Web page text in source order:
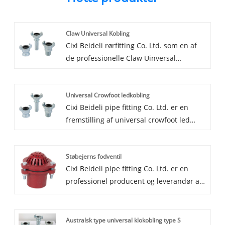
Claw Universal Kobling
Cixi Beideli rørfitting Co. Ltd. som en af ​​
de professionelle Claw Uinversal
hele verden, fordi vores klo
universalkobling med god kvalitet, god
pris og god service. Velkommen nye og
bedre fremtid sammen.
Universal Crowfoot ledkobling
Cixi Beideli pipe fitting Co. Ltd. er en
fremstilling af universal crowfoot led
transporten meget bekvem. Hvis du leder
efter den bedste universal crowfoot
kobling med lav pris og god kvalitet,
Støbejerns fodventil
Cixi Beideli pipe fitting Co. Ltd. er en
professionel producent og leverandør af
år. Vi har et støberi og et
Australsk type universal klokobling type S